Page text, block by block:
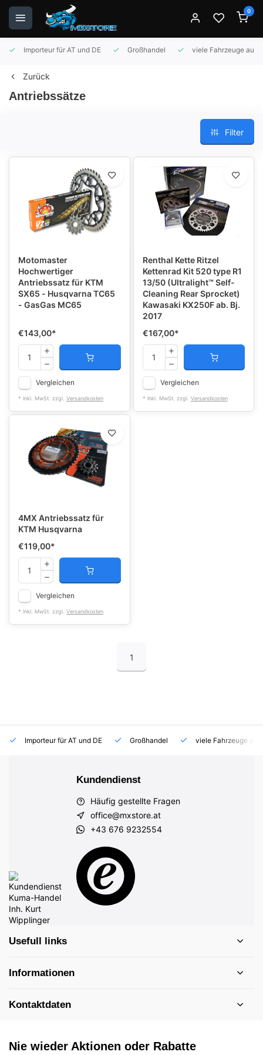
0
Importeur für AT und DE Großhandel viele Fahrzeuge auf
Zurück
Antriebssätze
Filter
Motomaster
Hochwertiger
Antriebssatz für KTM
SX65 - Husqvarna TC65
- GasGas MC65
€143,00*
Vergleichen
* Inkl. MwSt. zzgl. Versandkosten
Renthal Kette Ritzel
Kettenrad Kit 520 type R1
13/50 (Ultralight™ Self-
Cleaning Rear Sprocket)
Kawasaki KX250F ab. Bj.
2017
€167,00*
Vergleichen
* Inkl. MwSt. zzgl. Versandkosten
4MX Antriebssatz für
KTM Husqvarna
€119,00*
Vergleichen
* Inkl. MwSt. zzgl. Versandkosten
1
Importeur für AT und DE Großhandel viele Fahrzeuge auf
Kundendienst
Häufig gestellte Fragen
office@mxstore.at
+43 676 9232554
Usefull links
Informationen
Kontaktdaten
Nie wieder Aktionen oder Rabatte